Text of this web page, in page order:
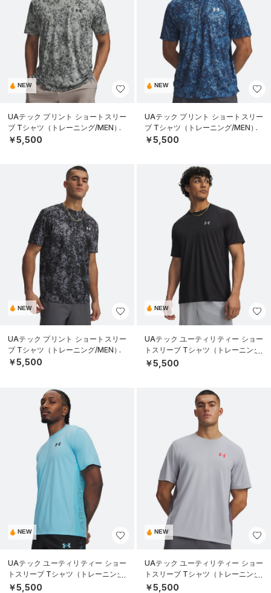
NEW
UAテック プリント ショートスリー
ブ Tシャツ（トレーニング/MEN）
￥5,500
NEW
UAテック プリント ショートスリー
ブ Tシャツ（トレーニング/MEN）
￥5,500
NEW
UAテック プリント ショートスリー
ブ Tシャツ（トレーニング/MEN）
￥5,500
NEW
UAテック ユーティリティー ショー
トスリーブ Tシャツ（トレーニング/
MEN）
￥5,500
NEW
UAテック ユーティリティー ショー
トスリーブ Tシャツ（トレーニング/
MEN）
￥5,500
NEW
UAテック ユーティリティー ショー
トスリーブ Tシャツ（トレーニング/
MEN）
￥5,500